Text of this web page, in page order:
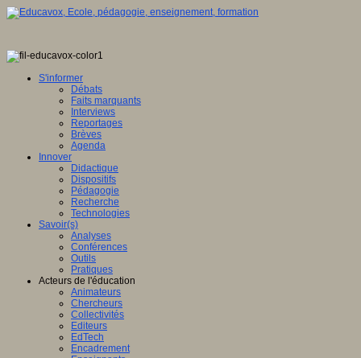
S'informer
Débats
Faits marquants
Interviews
Reportages
Brèves
Agenda
Innover
Didactique
Dispositifs
Pédagogie
Recherche
Technologies
Savoir(s)
Analyses
Conférences
Outils
Pratiques
Acteurs de l'éducation
Animateurs
Chercheurs
Collectivités
Editeurs
EdTech
Encadrement